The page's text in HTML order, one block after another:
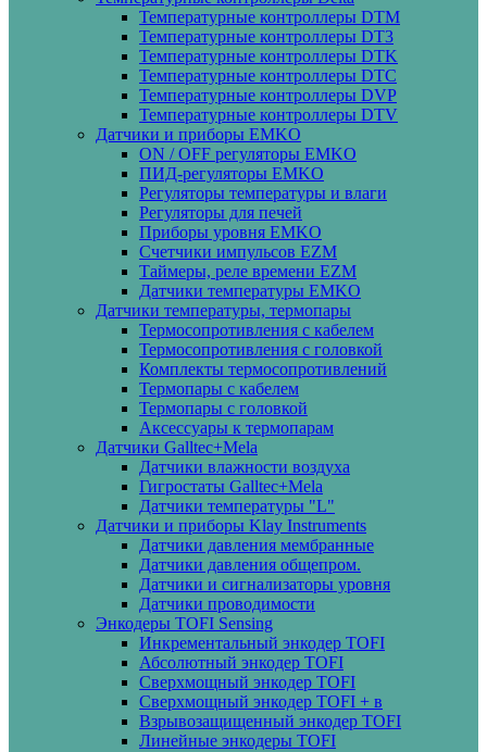
Температурные контроллеры DTM
Температурные контроллеры DT3
Температурные контроллеры DTK
Температурные контроллеры DTC
Температурные контроллеры DVP
Температурные контроллеры DTV
Датчики и приборы EMKO
ON / OFF регуляторы EMKO
ПИД-регуляторы EMKO
Регуляторы температуры и влаги
Регуляторы для печей
Приборы уровня EMKO
Счетчики импульсов EZM
Таймеры, реле времени EZM
Датчики температуры EMKO
Датчики температуры, термопары
Термосопротивления с кабелем
Термосопротивления с головкой
Комплекты термосопротивлений
Термопары с кабелем
Термопары с головкой
Аксессуары к термопарам
Датчики Galltec+Mela
Датчики влажности воздуха
Гигростаты Galltec+Mela
Датчики температуры "L"
Датчики и приборы Klay Instruments
Датчики давления мембранные
Датчики давления общепром.
Датчики и сигнализаторы уровня
Датчики проводимости
Энкодеры TOFI Sensing
Инкрементальный энкодер TOFI
Абсолютный энкодер TOFI
Сверхмощный энкодер TOFI
Сверхмощный энкодер TOFI + в
Взрывозащищенный энкодер TOFI
Линейные энкодеры TOFI